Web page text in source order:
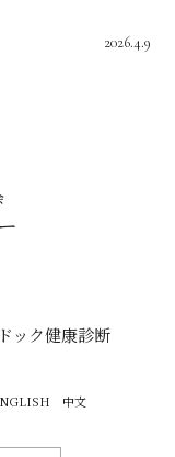
2026.4.9
ック健康診断
中文